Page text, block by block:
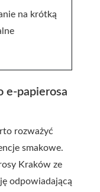
na krótką
e-papierosa
rozważyć
smakowe.
Kraków ze
odpowiadającą